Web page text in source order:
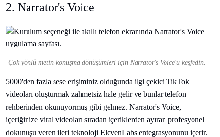
2. Narrator's Voice
Çok yönlü metin-konuşma dönüşümleri için Narrator's Voice'u keşfedin.
5000'den fazla sese erişiminiz olduğunda ilgi çekici TikTok
videoları oluşturmak zahmetsiz hale gelir ve bunlar telefon
rehberinden okunuyormuş gibi gelmez. Narrator's Voice,
içeriğinize viral videoları sıradan içeriklerden ayıran profesyonel
dokunuşu veren ileri teknoloji ElevenLabs entegrasyonunu içerir.